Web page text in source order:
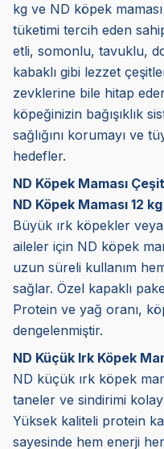
kg ve ND köpek
tüketimi tercih eden
etli, somonlu, tavuklu,
kabaklı gibi lezzet
zevklerine bile hitap
köpeğinizin bağışıklık
sağlığını korumayı ve
hedefler.
ND Köpek Maması
ND Köpek Maması 12 kg
Büyük ırk köpekler
aileler için ND köpek
uzun süreli kullanım
sağlar. Özel kapaklı
Protein ve yağ oranı,
dengelenmiştir.
ND Küçük Irk Köpek
ND küçük ırk köpek
taneler ve sindirimi
Yüksek kaliteli protein
sayesinde hem enerji